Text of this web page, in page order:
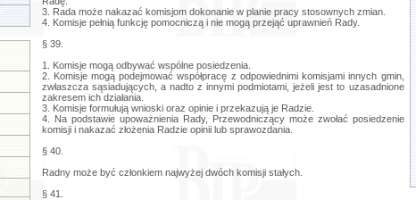
3. Rada może nakazać komisjom dokonanie w planie pracy stosownych zmian.
4. Komisje pełnią funkcję pomocniczą i nie mogą przejąć uprawnień Rady.
§ 39.
1. Komisje mogą odbywać wspólne posiedzenia.
2. Komisje mogą podejmować współpracę z odpowiednimi komisjami innych gmin,
zwłaszcza sąsiadujących, a nadto z innymi podmiotami, jeżeli jest to uzasadnione
zakresem ich działania.
3. Komisje formułują wnioski oraz opinie i przekazują je Radzie.
4. Na podstawie upoważnienia Rady, Przewodniczący może zwołać posiedzenie
komisji i nakazać złożenia Radzie opinii lub sprawozdania.
§ 40.
Radny może być członkiem najwyżej dwóch komisji stałych.
§ 41.